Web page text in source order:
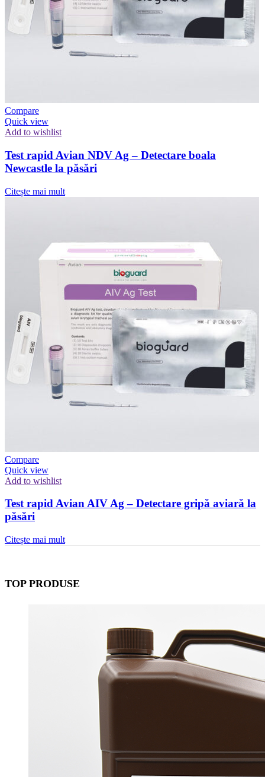
Compare
Quick view
Add to wishlist
Test rapid Avian NDV Ag – Detectare boala
Newcastle la păsări
Citește mai mult
Compare
Quick view
Add to wishlist
Test rapid Avian AIV Ag – Detectare gripă aviară la
păsări
Citește mai mult
TOP PRODUSE